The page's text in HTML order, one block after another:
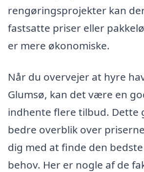
rengøringsprojekter kan
fastsatte priser eller
er mere økonomiske.
Når du overvejer at hyre
Glumsø, kan det være en
indhente flere tilbud. Dette
bedre overblik over
dig med at finde den
behov. Her er nogle af de